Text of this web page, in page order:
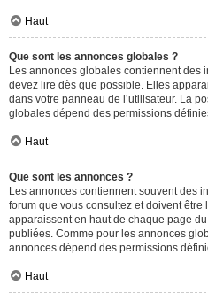
Haut
Que sont les annonces globales ?
Les annonces globales contiennent des
devez lire dès que possible. Elles
dans votre panneau de l’utilisateur. La
globales dépend des permissions
Haut
Que sont les annonces ?
Les annonces contiennent souvent des
forum que vous consultez et doivent
apparaissent en haut de chaque page
publiées. Comme pour les annonces
annonces dépend des permissions
Haut